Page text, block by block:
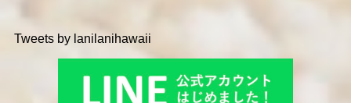
Tweets by lanilanihawaii